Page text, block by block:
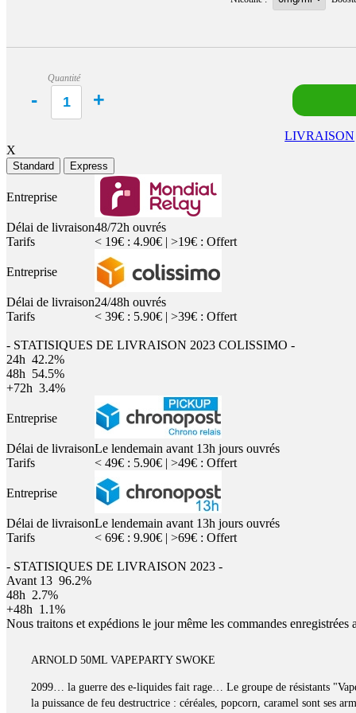
Quantité
LIVRAISON
X
Standard Express
Entreprise
Délai de livraison48/72h ouvrés
Tarifs
< 19€ : 4.90€ | >19€ : Offert
Entreprise
Délai de livraison24/48h ouvrés
Tarifs
< 39€ : 5.90€ | >39€ : Offert
- STATISIQUES DE LIVRAISON 2023 COLISSIMO -
24h 42.2%
48h 54.5%
+72h 3.4%
Entreprise
Délai de livraisonLe lendemain avant 13h jours ouvrés
Tarifs
< 49€ : 5.90€ | >49€ : Offert
Entreprise
Délai de livraisonLe lendemain avant 13h jours ouvrés
Tarifs
< 69€ : 9.90€ | >69€ : Offert
- STATISIQUES DE LIVRAISON 2023 -
Avant 13 96.2%
48h 2.7%
+48h 1.1%
Nous traitons et expédions le jour même les commandes
ARNOLD 50ML VAPEPARTY SWOKE
2099… la guerre des e-liquides fait rage… Le groupe de résistants
la puissance de feu destructrice : céréales, popcorn, caramel sont ses